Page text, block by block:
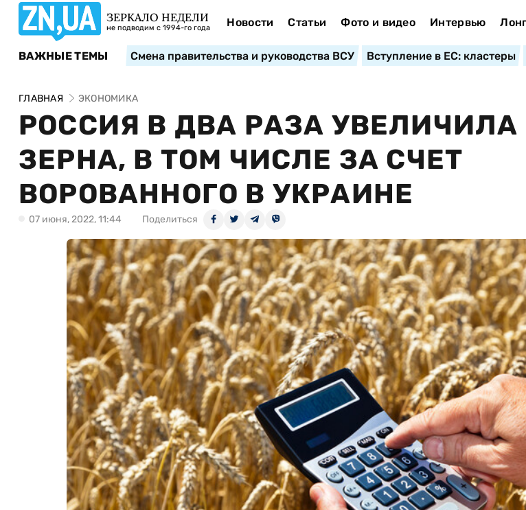
ЗЕРКАЛО НЕДЕЛИ
не подводим с 1994-го года Новости Статьи Фото и видео Интервью
ВАЖНЫЕ ТЕМЫ Смена правительства и руководства ВСУ Вступление в ЕС: кластеры
ГЛАВНАЯ ЭКОНОМИКА
РОССИЯ В ДВА РАЗА УВЕЛИЧИЛА
ЗЕРНА, В ТОМ ЧИСЛЕ ЗА СЧЕТ
ВОРОВАННОГО В УКРАИНЕ
07 июня, 2022, 11:44 Поделиться